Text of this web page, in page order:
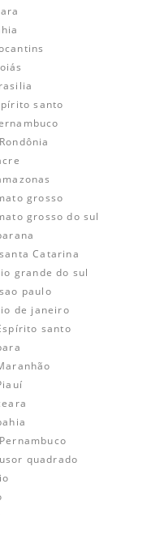
santo
grosso
grosso do sul
Catarina
grande do sul
paulo
de janeiro
santo
quadrado